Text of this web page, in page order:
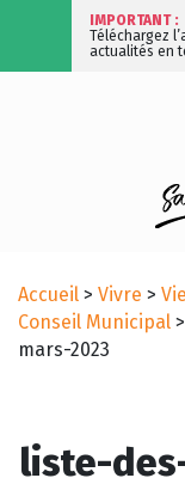
IMPORTANT :
Téléchargez
actualités en
Accueil > Vivre >
Conseil Municipal >
mars-2023
liste-